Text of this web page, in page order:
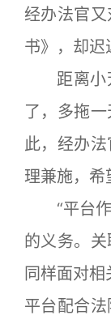
经办法官
书》，却迟
距离小芳
了，多拖
此，经办
理兼施，希
“平台作
的义务。关
同样面对
平台配合